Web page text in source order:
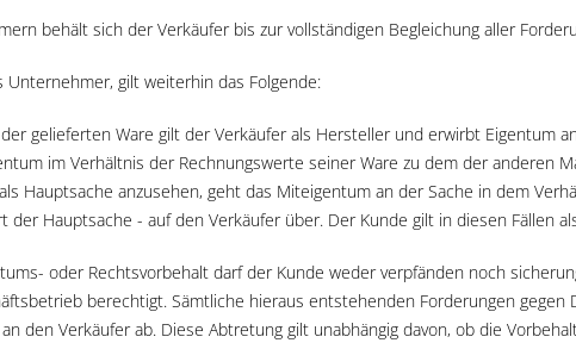
behält sich der Verkäufer bis zur vollständigen Begleichung aller
Unternehmer, gilt weiterhin das Folgende:
gelieferten Ware gilt der Verkäufer als Hersteller und erwirbt
im Verhältnis der Rechnungswerte seiner Ware zu dem der anderen
Hauptsache anzusehen, geht das Miteigentum an der Sache in dem
der Hauptsache - auf den Verkäufer über. Der Kunde gilt in diesen Fällen
oder Rechtsvorbehalt darf der Kunde weder verpfänden noch
berechtigt. Sämtliche hieraus entstehenden Forderungen
den Verkäufer ab. Diese Abtretung gilt unabhängig davon, ob die